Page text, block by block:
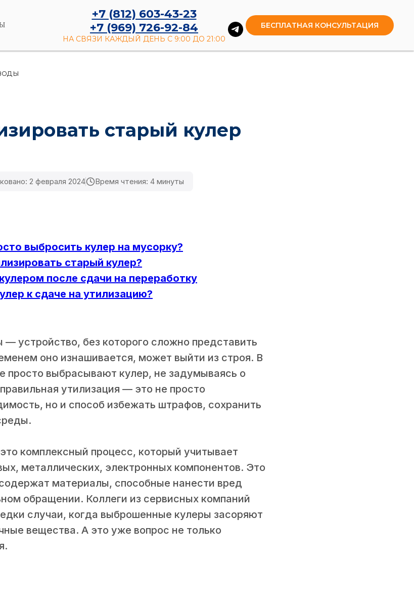
+7 (812) 603-43-23
+7 (969) 726-92-84
НА СВЯЗИ КАЖДЫЙ ДЕНЬ С 9:00 ДО 21:00
БЕСПЛАТНАЯ КОНСУЛЬТАЦИЯ
старый кулер
2 февраля 2024 Время чтения: 4 минуты
выбросить кулер на мусорку?
старый кулер?
после сдачи на переработку
к сдаче на утилизацию?
устройство, без которого сложно представить
оно изнашивается, может выйти из строя. В
просто выбрасывают кулер, не задумываясь о
утилизация — это не просто
но и способ избежать штрафов, сохранить
комплексный процесс, который учитывает
металлических, электронных компонентов. Это
материалы, способные нанести вред
обращении. Коллеги из сервисных компаний
случаи, когда выброшенные кулеры засоряют
вещества. А это уже вопрос не только